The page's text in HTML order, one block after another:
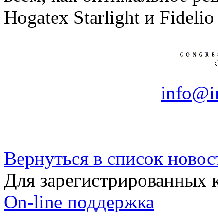
Hogatex Starlight и
Вернуться в список
Для зарегистрированных
On-line поддержка